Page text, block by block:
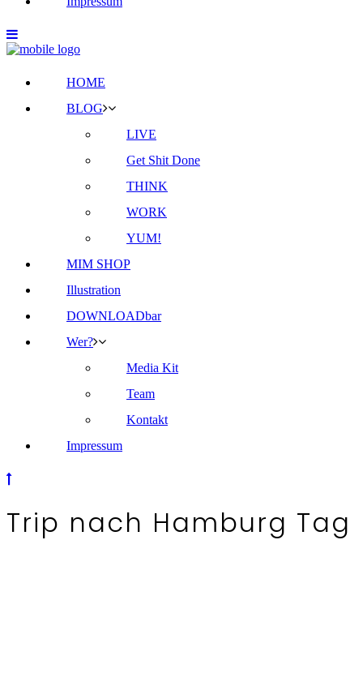
HOME
BLOG
LIVE
Get Shit Done
THINK
WORK
YUM!
MIM SHOP
Illustration
DOWNLOADbar
Wer?
Media Kit
Team
Kontakt
Impressum
Trip nach Hamburg Tag